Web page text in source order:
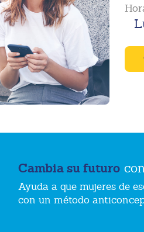
Cambia su futuro
Ayuda a que mujeres de
con un método